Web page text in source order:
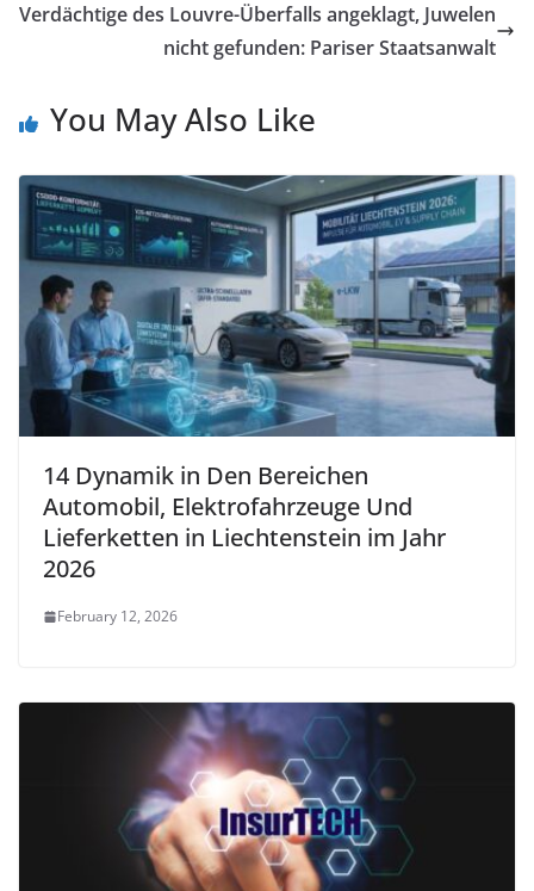
Verdächtige des Louvre-Überfalls angeklagt, Juwelen
nicht gefunden: Pariser Staatsanwalt
You May Also Like
14 Dynamik in Den Bereichen
Automobil, Elektrofahrzeuge Und
Lieferketten in Liechtenstein im Jahr
2026
February 12, 2026